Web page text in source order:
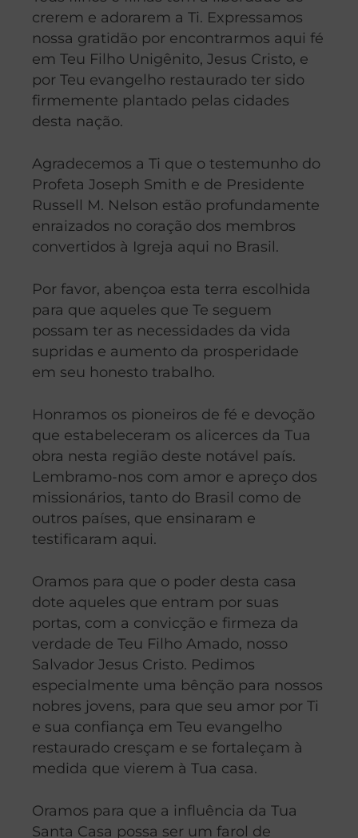
crerem e adorarem a Ti. Expressamos
nossa gratidão por encontrarmos aqui fé
em Teu Filho Unigênito, Jesus Cristo, e
por Teu evangelho restaurado ter sido
firmemente plantado pelas cidades
desta nação.
Agradecemos a Ti que o testemunho do
Profeta Joseph Smith e de Presidente
Russell M. Nelson estão profundamente
enraizados no coração dos membros
convertidos à Igreja aqui no Brasil.
Por favor, abençoa esta terra escolhida
para que aqueles que Te seguem
possam ter as necessidades da vida
supridas e aumento da prosperidade
em seu honesto trabalho.
Honramos os pioneiros de fé e devoção
que estabeleceram os alicerces da Tua
obra nesta região deste notável país.
Lembramo-nos com amor e apreço dos
missionários, tanto do Brasil como de
outros países, que ensinaram e
testificaram aqui.
Oramos para que o poder desta casa
dote aqueles que entram por suas
portas, com a convicção e firmeza da
verdade de Teu Filho Amado, nosso
Salvador Jesus Cristo. Pedimos
especialmente uma bênção para nossos
nobres jovens, para que seu amor por Ti
e sua confiança em Teu evangelho
restaurado cresçam e se fortaleçam à
medida que vierem à Tua casa.
Oramos para que a influência da Tua
Santa Casa possa ser um farol de